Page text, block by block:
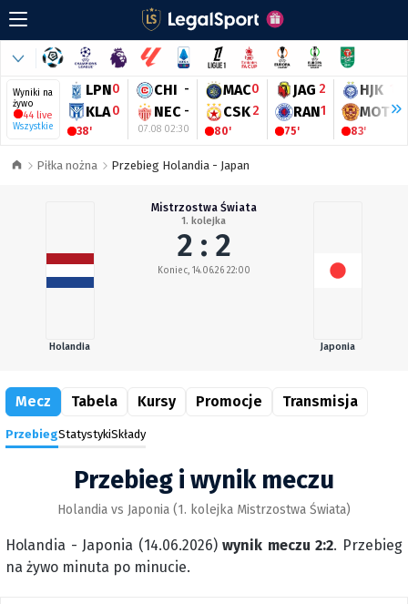
Wyniki na
żywo
44 live
Wszystkie
LPN0
KLA0
38'
CHI -
NEC -
07.08 02:30
MAC0
CSK2
80'
JAG 2
RAN1
75'
HJK
MOT1
83'
Piłka nożna Przebieg Holandia - Japan
Holandia
Mistrzostwa Świata
1. kolejka
2 : 2
Koniec, 14.06.26 22:00
Japonia
Mecz Tabela Kursy Promocje Transmisja
PrzebiegStatystykiSkłady
Przebieg i wynik meczu
Holandia vs Japonia (1. kolejka Mistrzostwa Świata)
Holandia - Japonia (14.06.2026)wynik meczu 2:2. Przebieg
na żywo minuta po minucie.